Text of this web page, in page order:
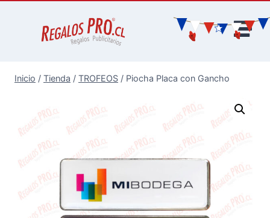
Inicio / Tienda / TROFEOS / Piocha Placa con Gancho